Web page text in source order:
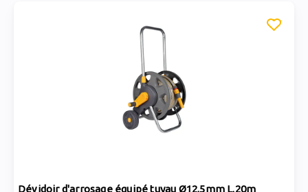
Dévidoir d'arrosage équipé tuyau Ø12,5mm L.20m